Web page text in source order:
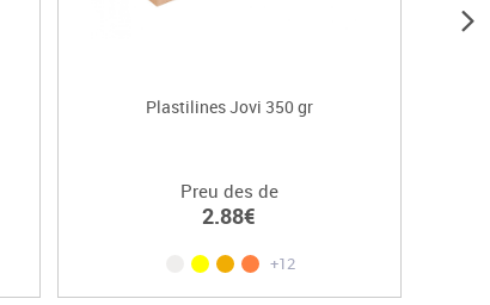
Plastilines Jovi 350 gr
Preu des de
2.88€
+12